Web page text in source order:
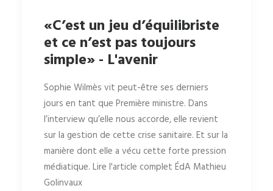
«C’est un jeu d’équilibriste
et ce n’est pas toujours
simple» - L'avenir
Sophie Wilmès vit peut-être ses derniers
jours en tant que Première ministre. Dans
l’interview qu’elle nous accorde, elle revient
sur la gestion de cette crise sanitaire. Et sur la
manière dont elle a vécu cette forte pression
médiatique. Lire l'article complet ÉdA Mathieu
Golinvaux